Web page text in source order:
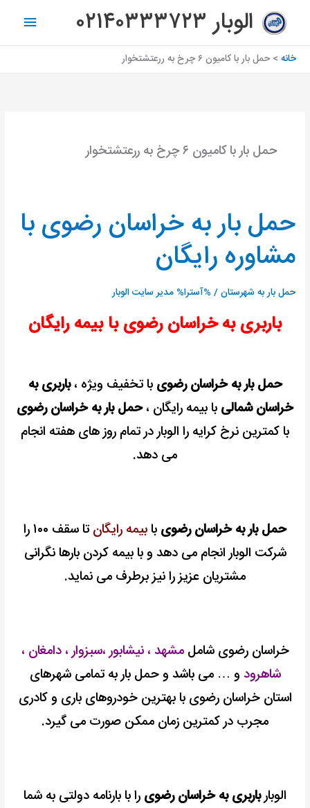
محتوا
الوبار ۰۲۱۴۰۳۳۳۷۲۳
اصلی
خانه حمل بار با کامیون ۶ چرخ به ررعتشتخوار
حمل بار با کامیون ۶ چرخ به ررعتشتخوار
حمل بار به خراسان رضوی با
مشاوره رایگان
حمل بار به شهرستان/ %آسترا% مدیر سایت الوبار
باربری به خراسان رضوی با بیمه رایگان
حمل بار به خراسان رضوی با تخفیف ویژه ،باربری به
خراسان شمالی با بیمه رایگان ،حمل بار به خراسان رضوی
با کمترین نرخ کرایه را الوبار در تمام روز های هفته انجام
می دهد.
حمل بار به خراسان رضوی بابیمه رایگان
تا سقف ۱۰۰ را
شرکت الوبار انجام می دهد و با بیمه کردن بارها نگرانی
مشتریان عزیز را نیز برطرف می نماید.
خراسان رضوی شاملمشهد ، نیشابور ،سبزوار ، دامغان ،
شاهرود و … می باشد وحمل بار به تمامی شهرهای
استان خراسان رضوی با بهترین خودروهای باری و کادری
مجرب در کمترین زمان ممکن صورت می گیرد.
الوبارباربری به خراسان رضوی را با بارنامه دولتی به شما
حمل
بار
به
خراسان
رضوی
مشاوره
رایگان